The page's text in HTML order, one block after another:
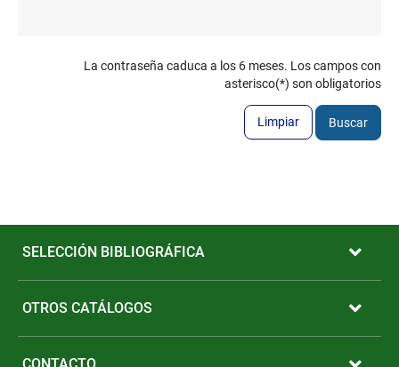
La contraseña caduca a los 6 meses. Los campos con
asterisco(*) son obligatorios
Limpiar Buscar
SELECCIÓN BIBLIOGRÁFICA
OTROS CATÁLOGOS